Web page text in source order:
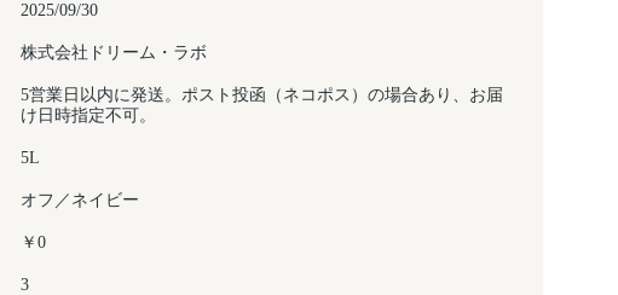
2025/09/30
株式会社ドリーム・ラボ
5営業日以内に発送。ポスト投函（ネコポス）の場合あり、お届
け日時指定不可。
5L
オフ／ネイビー
￥0
3